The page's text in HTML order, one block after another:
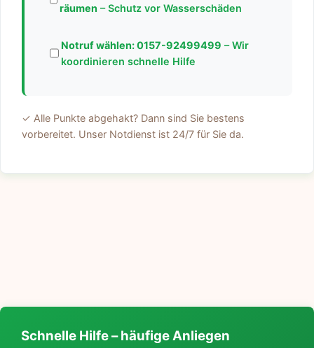
räumen – Schutz vor Wasserschäden
Notruf wählen:0157-92499499 – Wir
koordinieren schnelle Hilfe
✓ Alle Punkte abgehakt? Dann sind Sie bestens
vorbereitet. Unser Notdienst ist 24/7 für Sie da.
Schnelle Hilfe – häufige Anliegen